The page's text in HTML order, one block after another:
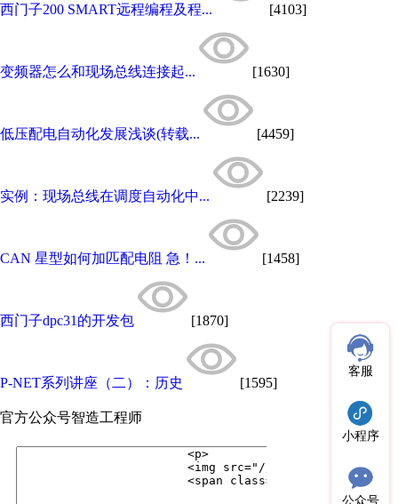
西门子200 SMART远程编程及程... [4103]
变频器怎么和现场总线连接起... [1630]
低压配电自动化发展浅谈(转载... [4459]
实例：现场总线在调度自动化中... [2239]
CAN 星型如何加匹配电阻 急！... [1458]
西门子dpc31的开发包 [1870]
P-NET系列讲座（二）：历史 [1595]
官方公众号智造工程师
客服
小程序
公众号